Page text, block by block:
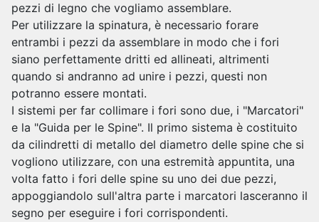
pezzi di legno che vogliamo assemblare.
Per utilizzare la spinatura, è necessario forare
entrambi i pezzi da assemblare in modo che i fori
siano perfettamente dritti ed allineati, altrimenti
quando si andranno ad unire i pezzi, questi non
potranno essere montati.
I sistemi per far collimare i fori sono due, i "Marcatori"
e la "Guida per le Spine". Il primo sistema è costituito
da cilindretti di metallo del diametro delle spine che si
vogliono utilizzare, con una estremità appuntita, una
volta fatto i fori delle spine su uno dei due pezzi,
appoggiandolo sull'altra parte i marcatori lasceranno il
segno per eseguire i fori corrispondenti.